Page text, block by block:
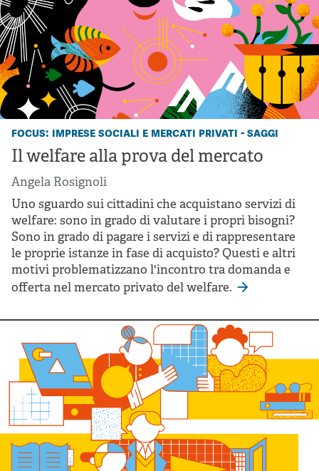
focus: imprese sociali e mercati privati - saggi
Il welfare alla prova del mercato
Angela Rosignoli
Uno sguardo sui cittadini che acquistano servizi di
welfare: sono in grado di valutare i propri bisogni?
Sono in grado di pagare i servizi e di rappresentare
le proprie istanze in fase di acquisto? Questi e altri
motivi problematizzano l'incontro tra domanda e
offerta nel mercato privato del welfare.